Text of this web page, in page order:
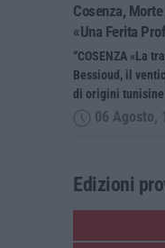
Cosenza,
«Una Ferita
“COSENZA «La
Bessioud, il
di origini
06 Agosto,
Edizioni